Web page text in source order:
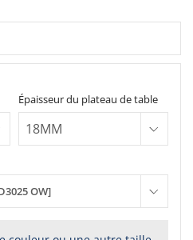
OW]
Épaisseur du plateau de table